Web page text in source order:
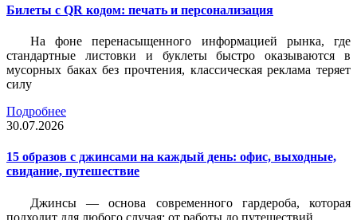
Билеты c QR кодом: печать и персонализация
На фоне перенасыщенного информацией рынка, где
стандартные листовки и буклеты быстро оказываются в
мусорных баках без прочтения, классическая реклама теряет
силу
Подробнее
30.07.2026
15 образов с джинсами на каждый день: офис, выходные,
свидание, путешествие
Джинсы — основа современного гардероба, которая
подходит для любого случая: от работы до путешествий